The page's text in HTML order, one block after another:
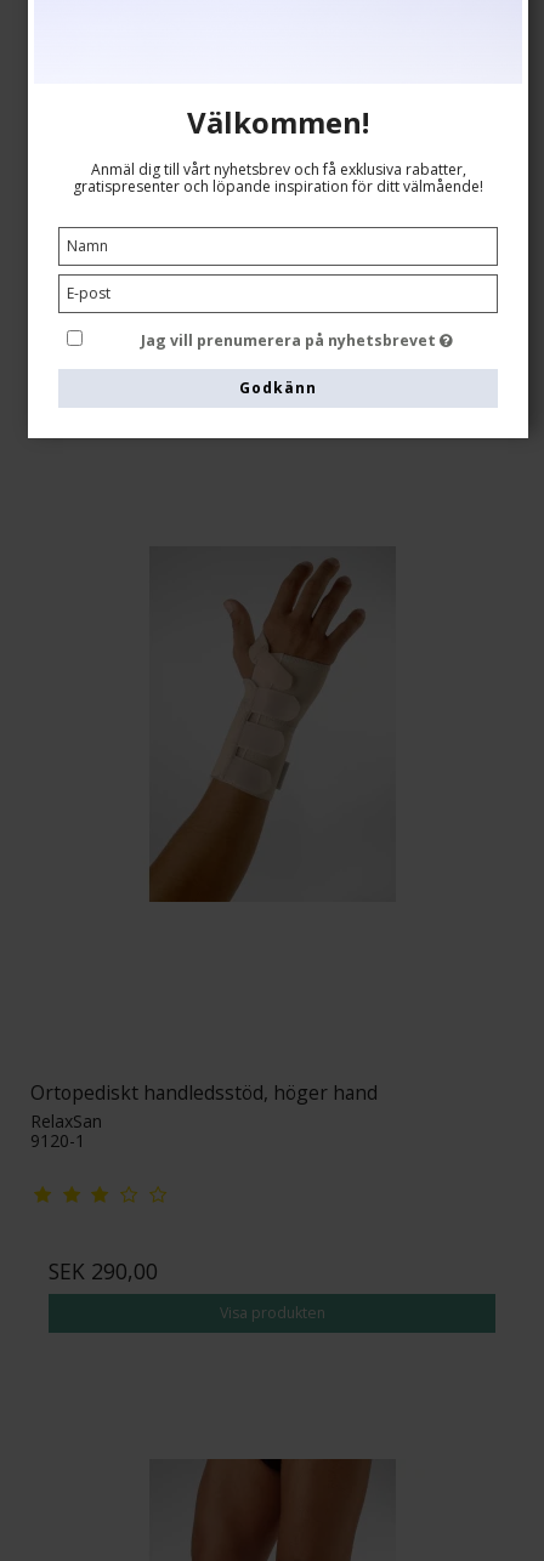
Actimove Sports Edition Justerbart Armbågsstöd
75742-00033
Se storlekstabellen här
SEK 308,00
Visa produkten
Ortopediskt handledsstöd, höger hand
RelaxSan
9120-1
SEK 290,00
Visa produkten
Välkommen!
Anmäl dig till vårt nyhetsbrev och få exklusiva rabatter,
gratispresenter och löpande inspiration för ditt välmående!
Jag vill prenumerera på nyhetsbrevet
Godkänn